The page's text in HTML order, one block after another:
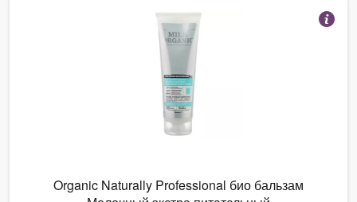
Organic Naturally Professional био бальзам